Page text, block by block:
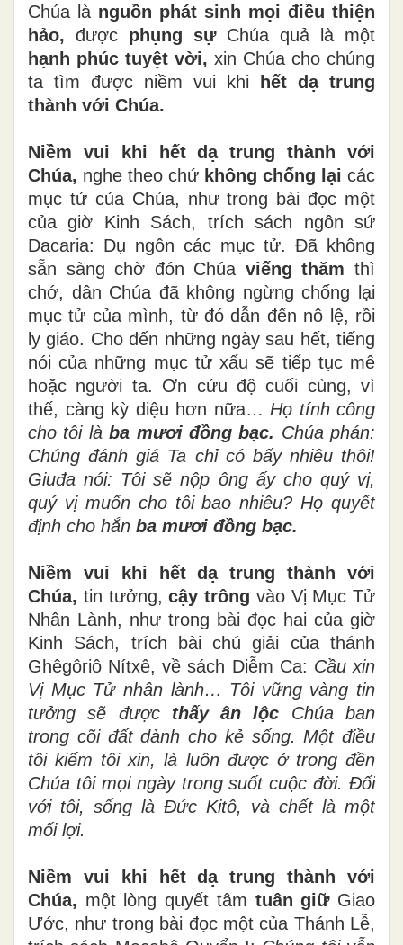
Chúa là nguồn phát sinh mọi điều thiện
hảo, được phụng sựChúa quả là một
hạnh phúc tuyệt vời, xin Chúa cho chúng
ta tìm được niềm vui khi hết dạ trung
thành với Chúa.
Niềm vui khi hết dạ trung thành với
Chúa, nghe theo chứ không chống lại các
mục tử của Chúa, như trong bài đọc một
của giờ Kinh Sách, trích sách ngôn sứ
Dacaria: Dụ ngôn các mục tử. Đã không
sẵn sàng chờ đón Chúa viếng thăm thì
chớ, dân Chúa đã không ngừng chống lại
mục tử của mình, từ đó dẫn đến nô lệ, rồi
ly giáo. Cho đến những ngày sau hết, tiếng
nói của những mục tử xấu sẽ tiếp tục mê
hoặc người ta. Ơn cứu độ cuối cùng, vì
thế, càng kỳ diệu hơn nữa… Họ tính công
cho tôi làba mươi đồng bạc. Chúa phán:
Chúng đánh giá Ta chỉ có bấy nhiêu thôi!
Giuđa nói: Tôi sẽ nộp ông ấy cho quý vị,
quý vị muốn cho tôi bao nhiêu? Họ quyết
định cho hắn ba mươi đồng bạc.
Niềm vui khi hết dạ trung thành với
Chúa, tin tưởng,cậy trông vào Vị Mục Tử
Nhân Lành, như trong bài đọc hai của giờ
Kinh Sách, trích bài chú giải của thánh
Ghêgôriô Nítxê, về sách Diễm Ca: Cầu xin
Vị Mục Tử nhân lành… Tôi vững vàng tin
tưởng sẽ được thấy ân lộc Chúa ban
trong cõi đất dành cho kẻ sống. Một điều
tôi kiếm tôi xin, là luôn được ở trong đền
Chúa tôi mọi ngày trong suốt cuộc đời. Đối
với tôi, sống là Đức Kitô, và chết là một
mối lợi.
Niềm vui khi hết dạ trung thành với
Chúa, một lòng quyết tâm tuân giữGiao
Ước, như trong bài đọc một của Thánh Lễ,